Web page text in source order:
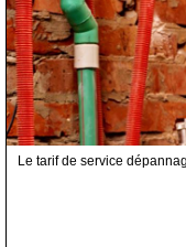
Le tarif de service